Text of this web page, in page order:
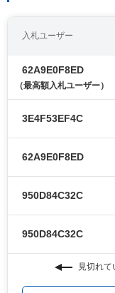
入札ユーザー
62A9E0F8ED
（最高額入札ユーザー）
3E4F53EF4C
62A9E0F8ED
950D84C32C
950D84C32C
見切れ